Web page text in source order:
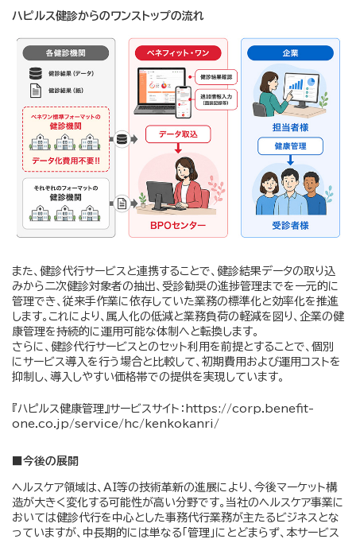
ハピルス健診からのワンストップの流れ
また、健診代行サービスと連携することで、健診結果データの取り込
みから二次健診対象者の抽出、受診勧奨の進捗管理までを一元的に
管理でき、従来手作業に依存していた業務の標準化と効率化を推進
します。これにより、属人化の低減と業務負荷の軽減を図り、企業の健
康管理を持続的に運用可能な体制へと転換します。
さらに、健診代行サービスとのセット利用を前提とすることで、個別
にサービス導入を行う場合と比較して、初期費用および運用コストを
抑制し、導入しやすい価格帯での提供を実現しています。
『ハピルス健康管理』サービスサイト： https://corp.benefit-
one.co.jp/service/hc/kenkokanri/
■今後の展開
ヘルスケア領域は、AI等の技術革新の進展により、今後マーケット構
造が大きく変化する可能性が高い分野です。当社のヘルスケア事業に
おいては健診代行を中心とした事務代行業務が主たるビジネスとな
っていますが、中長期的には単なる「管理」にとどまらず、本サービス